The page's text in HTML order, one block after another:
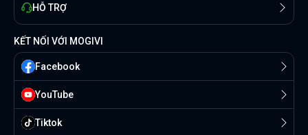
HỖ TRỢ
KẾT NỐI VỚI MOGIVI
Facebook
YouTube
Tiktok